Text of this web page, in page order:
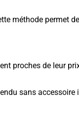
méthode permet
proches de leur
sans